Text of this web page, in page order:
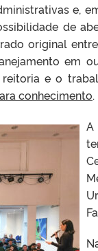
e,
de
original
em
e o
conhecimento.
A